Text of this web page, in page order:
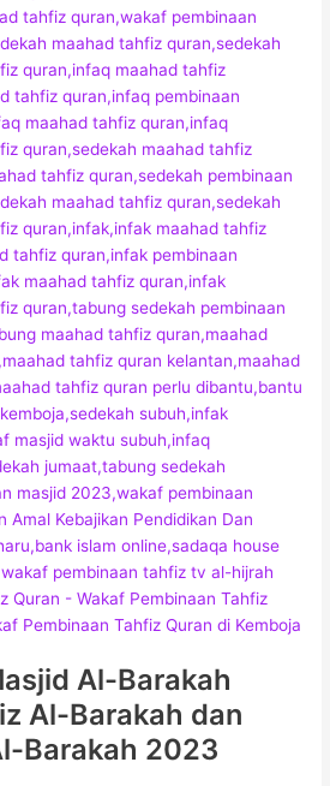
Al-Barakah
Al-Barakah dan
Barakah 2023